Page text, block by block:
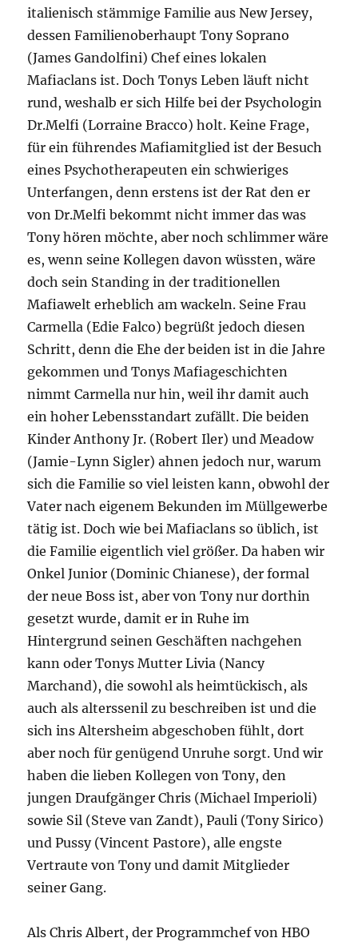
italienisch stämmige Familie aus New Jersey,
dessen Familienoberhaupt Tony Soprano
(James Gandolfini) Chef eines lokalen
Mafiaclans ist. Doch Tonys Leben läuft nicht
rund, weshalb er sich Hilfe bei der Psychologin
Dr.Melfi (Lorraine Bracco) holt. Keine Frage,
für ein führendes Mafiamitglied ist der Besuch
eines Psychotherapeuten ein schwieriges
Unterfangen, denn erstens ist der Rat den er
von Dr.Melfi bekommt nicht immer das was
Tony hören möchte, aber noch schlimmer wäre
es, wenn seine Kollegen davon wüssten, wäre
doch sein Standing in der traditionellen
Mafiawelt erheblich am wackeln. Seine Frau
Carmella (Edie Falco) begrüßt jedoch diesen
Schritt, denn die Ehe der beiden ist in die Jahre
gekommen und Tonys Mafiageschichten
nimmt Carmella nur hin, weil ihr damit auch
ein hoher Lebensstandart zufällt. Die beiden
Kinder Anthony Jr. (Robert Iler) und Meadow
(Jamie-Lynn Sigler) ahnen jedoch nur, warum
sich die Familie so viel leisten kann, obwohl der
Vater nach eigenem Bekunden im Müllgewerbe
tätig ist. Doch wie bei Mafiaclans so üblich, ist
die Familie eigentlich viel größer. Da haben wir
Onkel Junior (Dominic Chianese), der formal
der neue Boss ist, aber von Tony nur dorthin
gesetzt wurde, damit er in Ruhe im
Hintergrund seinen Geschäften nachgehen
kann oder Tonys Mutter Livia (Nancy
Marchand), die sowohl als heimtückisch, als
auch als alterssenil zu beschreiben ist und die
sich ins Altersheim abgeschoben fühlt, dort
aber noch für genügend Unruhe sorgt. Und wir
haben die lieben Kollegen von Tony, den
jungen Draufgänger Chris (Michael Imperioli)
sowie Sil (Steve van Zandt), Pauli (Tony Sirico)
und Pussy (Vincent Pastore), alle engste
Vertraute von Tony und damit Mitglieder
seiner Gang.
Als Chris Albert, der Programmchef von HBO